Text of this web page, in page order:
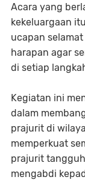
Acara yang
kekeluargaan
ucapan
harapan agar
di setiap
Kegiatan ini
dalam
prajurit di
memperkuat
prajurit
mengabdi